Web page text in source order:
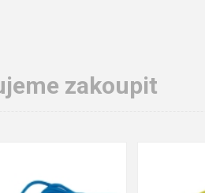
zakoupit